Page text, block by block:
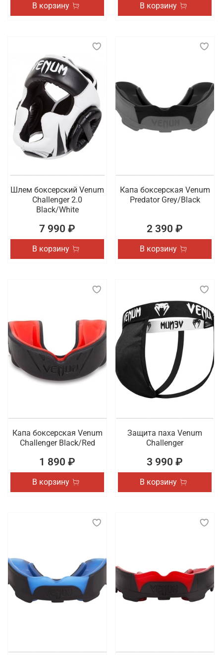
В корзину В корзину
Шлем боксерский Venum
Challenger 2.0
Black/White
7 990 ₽
В корзину
Капа боксерская Venum
Predator Grey/Black
2 390 ₽
В корзину
Капа боксерская Venum
Challenger Black/Red
1 890 ₽
В корзину
Защита паха Venum
Challenger
3 990 ₽
В корзину